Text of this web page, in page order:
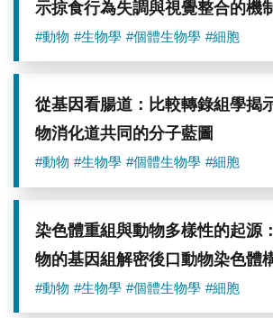
示掠食行為失調與視覺整合的機
#動物 #生物學 #個體生物學 #細胞
從基因看腸道：比較轉錄組學揭
物消化道共同的分子藍圖
#動物 #生物學 #個體生物學 #細胞
染色體重組與動物多樣性的起源
物的基因組解密後口動物染色體
#動物 #生物學 #個體生物學 #細胞